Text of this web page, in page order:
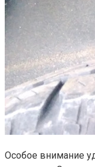
Особое внимание